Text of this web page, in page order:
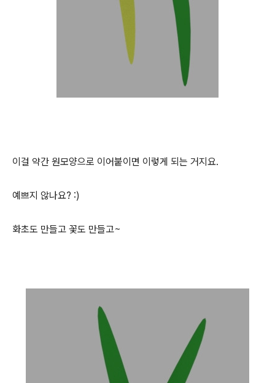
이걸 약간 원모양으로 이어붙이면 이렇게 되는 거지요.
예쁘지 않나요? :)
화초도 만들고 꽃도 만들고~